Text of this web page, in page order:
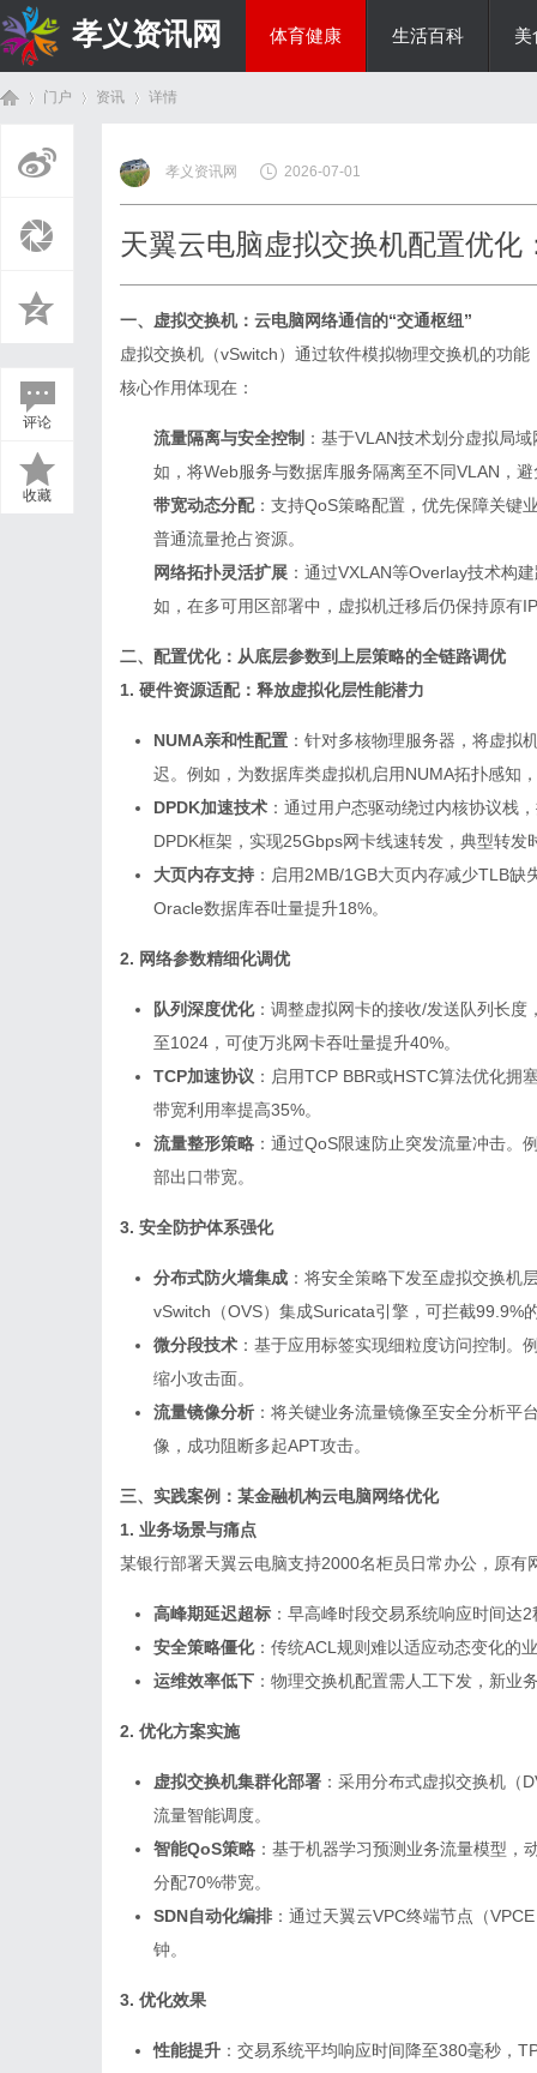
孝义资讯网 体育健康 生活百科 美
门户 资讯
›
详情
评论
收藏
孝义资讯网 2026-07-01
天翼云电脑虚拟交换机配置优
一、虚拟交换机：云电脑网络通信的“交通枢纽”
虚拟交换机（vSwitch）通过软件模拟物理交换机的功
核心作用体现在：
流量隔离与安全控制 ：基于VLAN技术划分虚拟局
如，将Web服务与数据库服务隔离至不同VLAN，
带宽动态分配：支持QoS策略配置，优先保障关键
普通流量抢占资源。
网络拓扑灵活扩展 ：通过VXLAN等Overlay技术构
如，在多可用区部署中，虚拟机迁移后仍保持原有
二、配置优化：从底层参数到上层策略的全链路调优
1. 硬件资源适配：释放虚拟化层性能潜力
NUMA亲和性配置 ：针对多核物理服务器，将虚拟
迟。例如，为数据库类虚拟机启用NUMA拓扑感知
DPDK加速技术 ：通过用户态驱动绕过内核协议栈
DPDK框架，实现25Gbps网卡线速转发，典型转发
大页内存支持 ：启用2MB/1GB大页内存减少TLB
Oracle数据库吞吐量提升18%。
2. 网络参数精细化调优
队列深度优化：调整虚拟网卡的接收/发送队列长
至1024，可使万兆网卡吞吐量提升40%。
TCP加速协议 ：启用TCP BBR或HSTC算法优化拥
带宽利用率提高35%。
流量整形策略 ：通过QoS限速防止突发流量冲击。
部出口带宽。
3. 安全防护体系强化
分布式防火墙集成 ：将安全策略下发至虚拟交换机
vSwitch（OVS）集成Suricata引擎，可拦截99.9%
微分段技术 ：基于应用标签实现细粒度访问控制。
缩小攻击面。
流量镜像分析 ：将关键业务流量镜像至安全分析平
像，成功阻断多起APT攻击。
三、实践案例：某金融机构云电脑网络优化
1. 业务场景与痛点
某银行部署天翼云电脑支持2000名柜员日常办公，原有
高峰期延迟超标 ：早高峰时段交易系统响应时间达
安全策略僵化：传统ACL规则难以适应动态变化的
运维效率低下 ：物理交换机配置需人工下发，新业
2. 优化方案实施
虚拟交换机集群化部署 ：采用分布式虚拟交换机（
流量智能调度。
智能QoS策略 ：基于机器学习预测业务流量模型
分配70%带宽。
SDN自动化编排 ：通过天翼云VPC终端节点（
钟。
3. 优化效果
性能提升 ：交易系统平均响应时间降至380毫秒，